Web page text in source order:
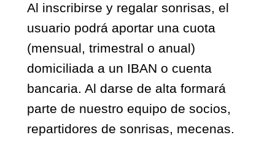
Al inscribirse y regalar sonrisas, el
usuario podrá aportar una cuota
(mensual, trimestral o anual)
domiciliada a un IBAN o cuenta
bancaria. Al darse de alta formará
parte de nuestro equipo de socios,
repartidores de sonrisas, mecenas.